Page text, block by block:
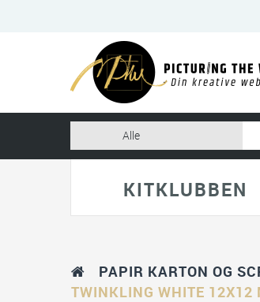
KITKLUBBEN
PAPIR KARTON OG
TWINKLING WHITE 12X12